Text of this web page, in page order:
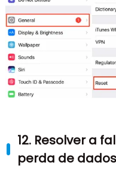
12. Resolver a
perda de dados